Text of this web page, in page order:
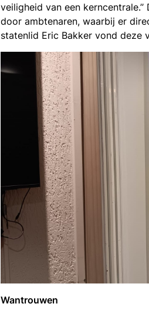
veiligheid van een
door ambtenaren, waarbij er
statenlid Eric Bakker vond deze
Wantrouwen